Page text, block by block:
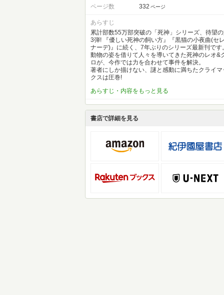
ページ数 332 ページ
あらすじ
累計部数55万部突破の「死神」シリーズ、待望
3弾! 『優しい死神の飼い方』『黒猫の小夜曲(セレ
ナーデ)』に続く、7年ぶりのシリーズ最新刊です。
動物の姿を借りて人々を導いてきた死神のレオ&
ロが、今作では力を合わせて事件を解決。
著者にしか描けない、謎と感動に満ちたクライマ
クスは圧巻!
あらすじ・内容をもっと見る
書店で詳細を見る